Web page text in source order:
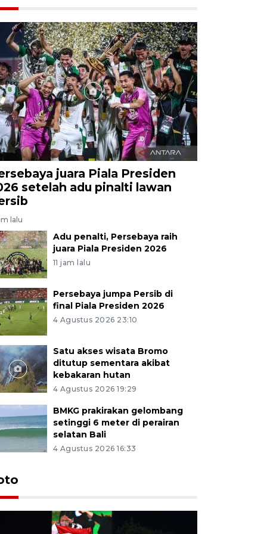
juara Piala Presiden
setelah adu pinalti lawan
lalu
Adu penalti, Persebaya raih
juara Piala Presiden 2026
11 jam lalu
Persebaya jumpa Persib di
final Piala Presiden 2026
4 Agustus 2026 23:10
Satu akses wisata Bromo
ditutup sementara akibat
kebakaran hutan
4 Agustus 2026 19:29
BMKG prakirakan gelombang
setinggi 6 meter di perairan
selatan Bali
4 Agustus 2026 16:33